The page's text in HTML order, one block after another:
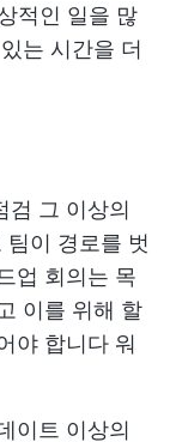
적인 일을 많
는 시간을 더
검 그 이상의
팀이 경로를 벗
업 회의는 목
이를 위해 할
야 합니다 워
이트 이상의